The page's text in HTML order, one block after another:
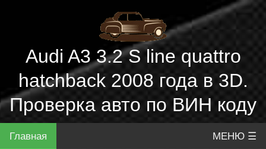
Audi A3 3.2 S line quattro
hatchback 2008 года в 3D.
Проверка авто по ВИН коду
Главная МЕНЮ ☰